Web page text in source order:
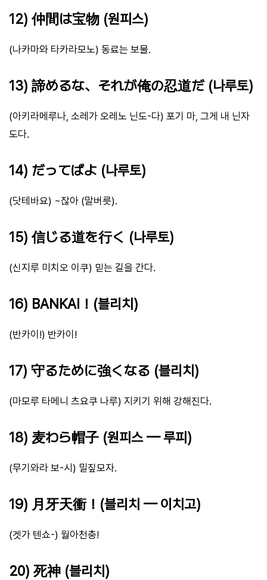
12) 仲間は宝物 (원피스)
(나카마와 타카라모노) 동료는 보물.
13) 諦めるな、それが俺の忍道だ (나루토)
(아키라메루나, 소레가 오레노 닌도-다) 포기 마, 그게 내 닌자
도다.
14) だってばよ (나루토)
(닷테바요) ~잖아 (말버릇).
15) 信じる道を行く (나루토)
(신지루 미치오 이쿠) 믿는 길을 간다.
16) BANKAI！(블리치)
(반카이!) 반카이!
17) 守るために強くなる (블리치)
(마모루 타메니 츠요쿠 나루) 지키기 위해 강해진다.
18) 麦わら帽子 (원피스 — 루피)
(무기와라 보-시) 밀짚모자.
19) 月牙天衝！(블리치 — 이치고)
(겟가 텐쇼-) 월아천충!
20) 死神 (블리치)